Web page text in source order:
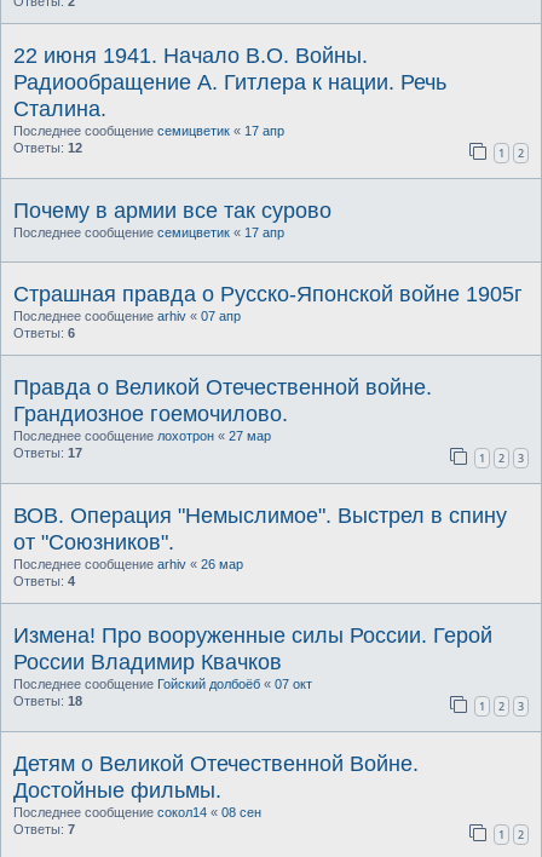
22 июня 1941. Начало В.О. Войны.
Радиообращение А. Гитлера к нации. Речь
Сталина.
Последнее сообщение семицветик « 17 апр
Ответы: 12 1 2
Почему в армии все так сурово
Последнее сообщение семицветик « 17 апр
Страшная правда о Русско-Японской войне 1905г
Последнее сообщение arhiv « 07 апр
Ответы: 6
Правда о Великой Отечественной войне.
Грандиозное гоемочилово.
Последнее сообщение лохотрон « 27 мар
Ответы: 17 1 2 3
ВОВ. Операция "Немыслимое". Выстрел в спину
от "Союзников".
Последнее сообщение arhiv « 26 мар
Ответы: 4
Измена! Про вооруженные силы России. Герой
России Владимир Квачков
Последнее сообщение Гойский долбоёб « 07 окт
Ответы: 18 1 2 3
Детям о Великой Отечественной Войне.
Достойные фильмы.
Последнее сообщение сокол14 « 08 сен
Ответы: 7 1 2